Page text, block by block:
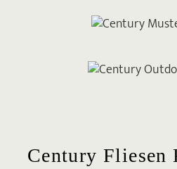
Century Fliesen